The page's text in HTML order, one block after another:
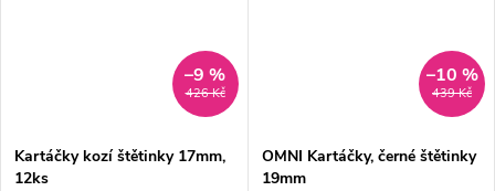
426 Kč
–9 %
Kartáčky kozí štětinky 17mm,
12ks
439 Kč
–10 %
OMNI Kartáčky, černé štětinky
19mm